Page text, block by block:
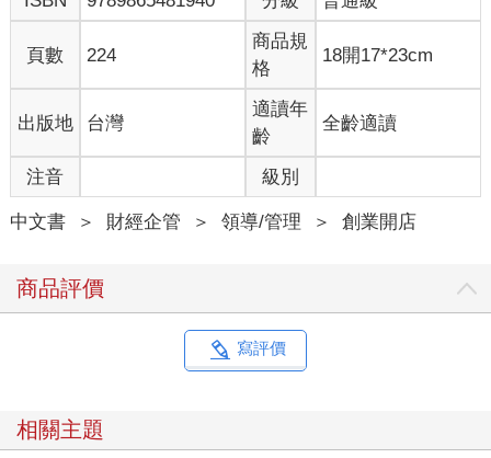
頁數 224
商品規
格
18開17*23cm
出版地 台灣
適讀年
齡
全齡適讀
注音 級別
中文書 ＞ 財經企管 ＞ 領導/管理 ＞ 創業開店
商品評價
寫評價
相關主題